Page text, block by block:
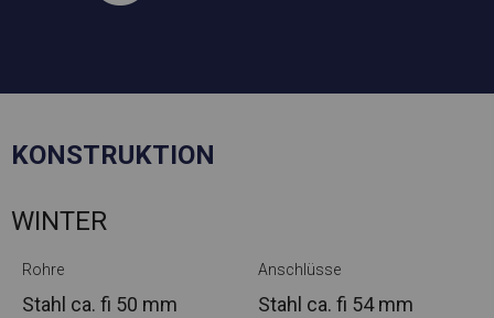
KONSTRUKTION
WINTER
Rohre
Stahl ca. fi 50 mm
Anschlüsse
Stahl ca. fi 54 mm